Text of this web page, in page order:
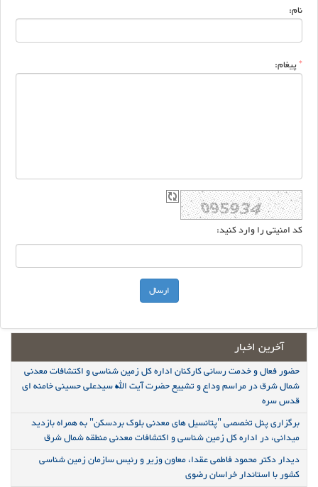
نام:
*پیغام:
کد امنیتی را وارد کنید:
آخرین اخبار
حضور فعال و خدمت رسانی کارکنان اداره کل زمین شناسی و اکتشافات معدنی
شمال شرق در مراسم وداع و تشییع حضرت آیت الله سیدعلی حسینی خامنه ای
قدس سره
برگزاری پنل تخصصی "پتانسیل های معدنی بلوک بردسکن" به همراه بازدید
میدانی، در اداره کل زمین شناسی و اکتشافات معدنی منطقه شمال شرق
دیدار دکتر محمود فاطمی عقدا، معاون وزیر و رئیس سازمان زمین شناسی
کشور با استاندار خراسان رضوی